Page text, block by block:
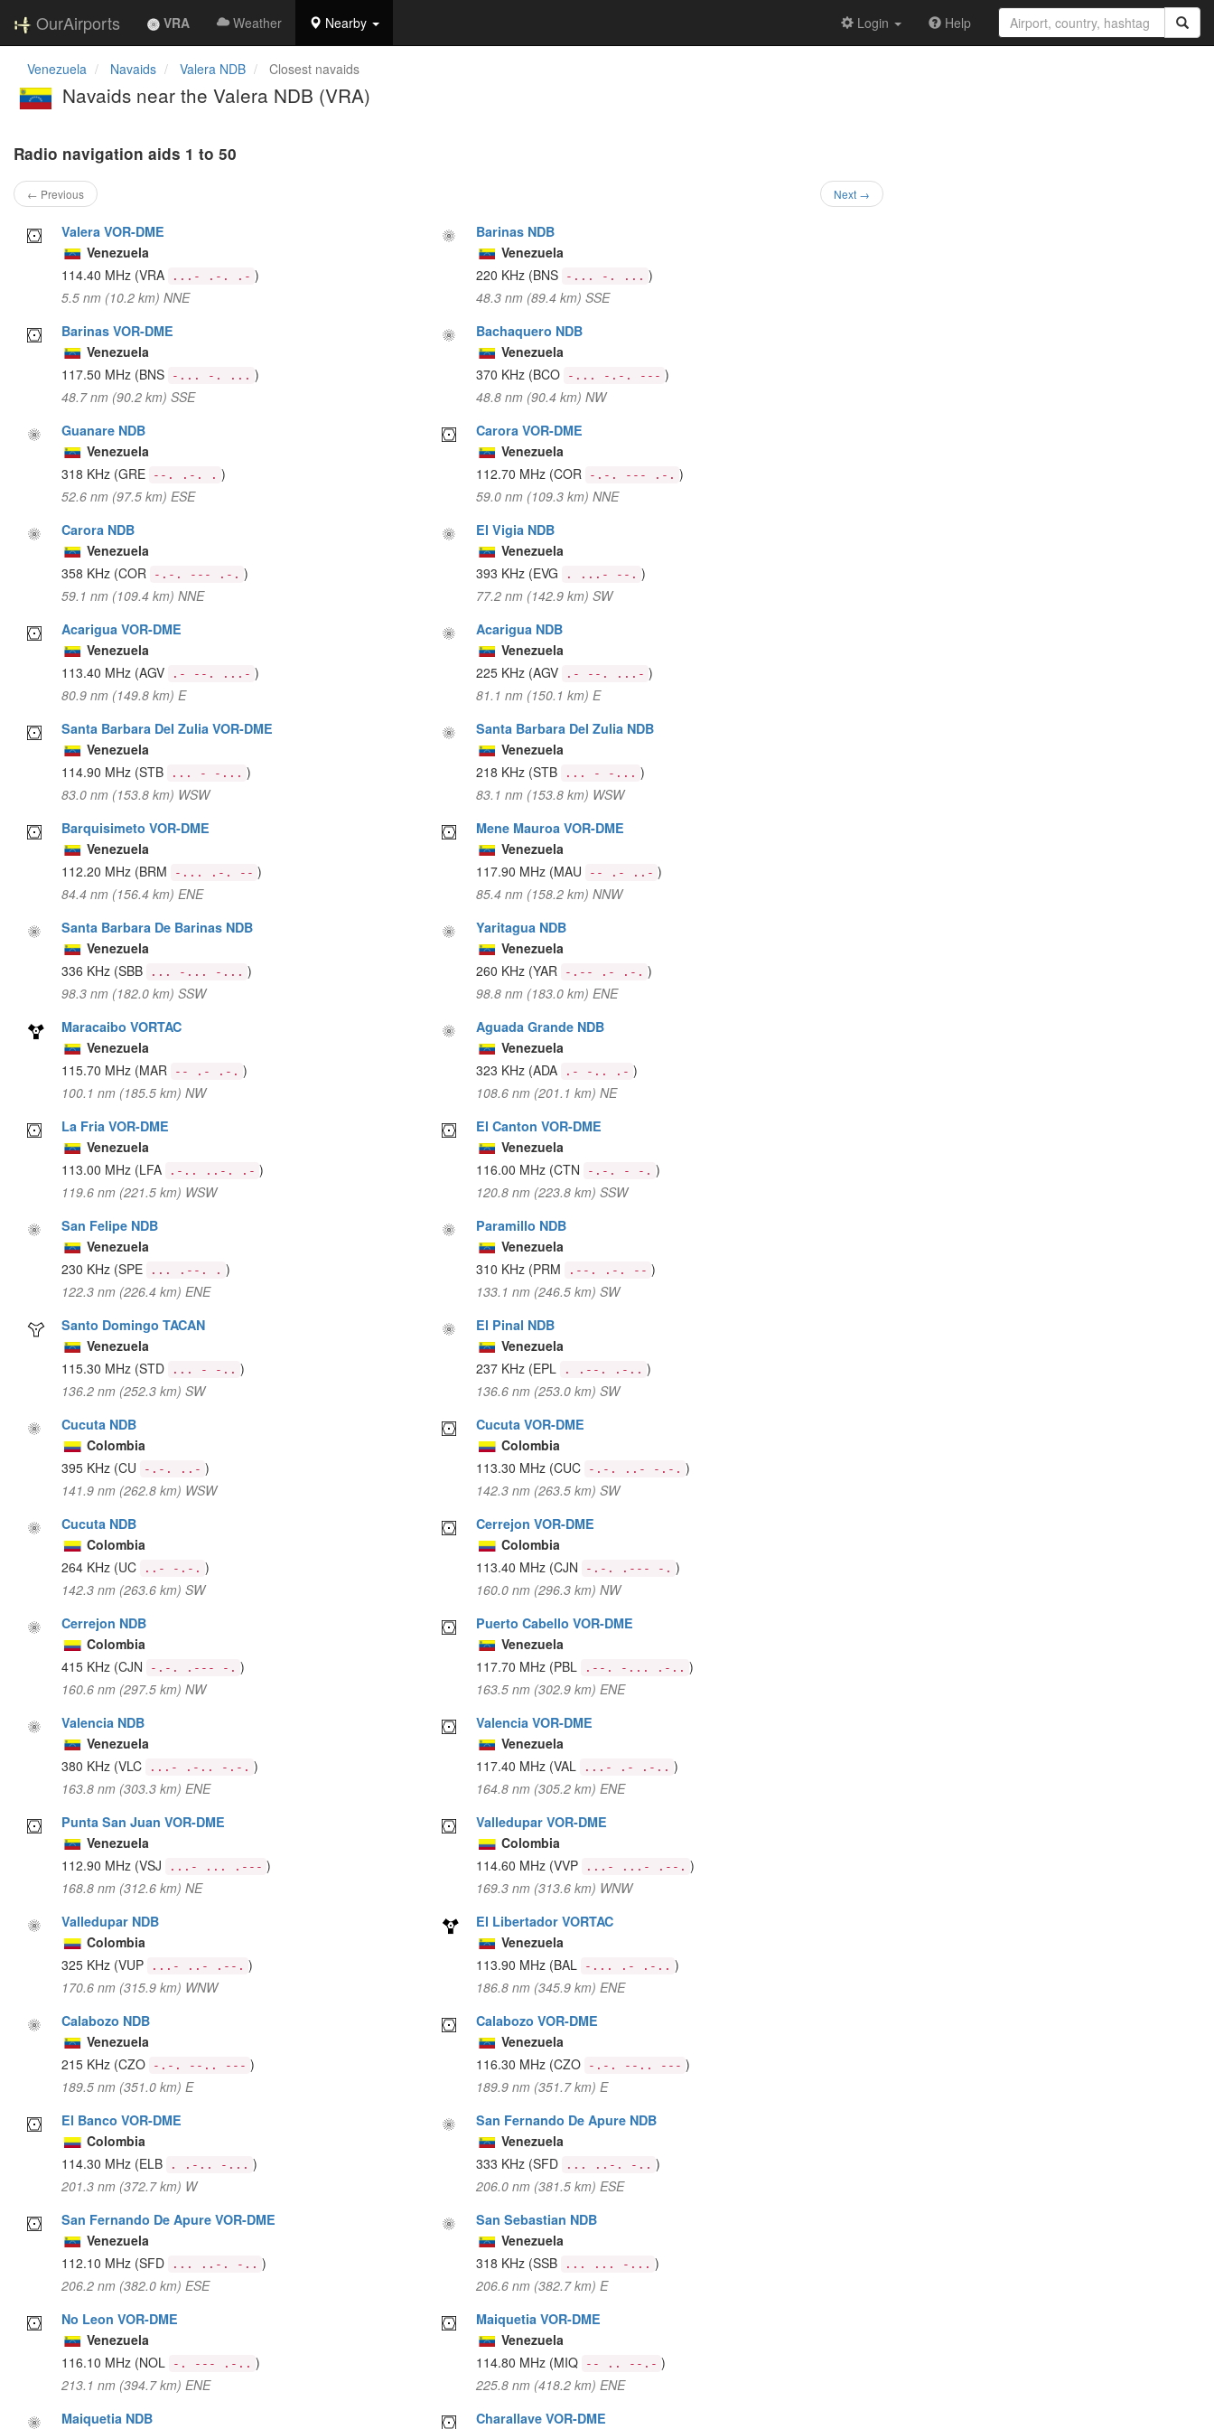
OurAirports VRA Weather Nearby Login Help
Venezuela Navaids Valera NDB Closest navaids
Navaids near the Valera NDB (VRA)
Radio navigation aids 1 to 50
← Previous Next →
Valera VOR-DME
Venezuela
114.40 MHz (VRA ...- .-. .- )
5.5 nm (10.2 km) NNE
Barinas NDB
Venezuela
220 KHz (BNS -... -. ... )
48.3 nm (89.4 km) SSE
Barinas VOR-DME
Venezuela
117.50 MHz (BNS -... -. ... )
48.7 nm (90.2 km) SSE
Bachaquero NDB
Venezuela
370 KHz (BCO -... -.-. --- )
48.8 nm (90.4 km) NW
Guanare NDB
Venezuela
318 KHz (GRE --. .-. . )
52.6 nm (97.5 km) ESE
Carora VOR-DME
Venezuela
112.70 MHz (COR -.-. --- .-. )
59.0 nm (109.3 km) NNE
Carora NDB
Venezuela
358 KHz (COR -.-. --- .-. )
59.1 nm (109.4 km) NNE
El Vigia NDB
Venezuela
393 KHz (EVG . ...- --. )
77.2 nm (142.9 km) SW
Acarigua VOR-DME
Venezuela
113.40 MHz (AGV .- --. ...- )
80.9 nm (149.8 km) E
Acarigua NDB
Venezuela
225 KHz (AGV .- --. ...- )
81.1 nm (150.1 km) E
Santa Barbara Del Zulia VOR-DME
Venezuela
114.90 MHz (STB ... - -... )
83.0 nm (153.8 km) WSW
Santa Barbara Del Zulia NDB
Venezuela
218 KHz (STB ... - -... )
83.1 nm (153.8 km) WSW
Barquisimeto VOR-DME
Venezuela
112.20 MHz (BRM -... .-. -- )
84.4 nm (156.4 km) ENE
Mene Mauroa VOR-DME
Venezuela
117.90 MHz (MAU -- .- ..- )
85.4 nm (158.2 km) NNW
Santa Barbara De Barinas NDB
Venezuela
336 KHz (SBB ... -... -... )
98.3 nm (182.0 km) SSW
Yaritagua NDB
Venezuela
260 KHz (YAR -.-- .- .-. )
98.8 nm (183.0 km) ENE
Maracaibo VORTAC
Venezuela
115.70 MHz (MAR -- .- .-. )
100.1 nm (185.5 km) NW
Aguada Grande NDB
Venezuela
323 KHz (ADA .- -.. .- )
108.6 nm (201.1 km) NE
La Fria VOR-DME
Venezuela
113.00 MHz (LFA .-.. ..-. .- )
119.6 nm (221.5 km) WSW
El Canton VOR-DME
Venezuela
116.00 MHz (CTN -.-. - -. )
120.8 nm (223.8 km) SSW
San Felipe NDB
Venezuela
230 KHz (SPE ... .--. . )
122.3 nm (226.4 km) ENE
Paramillo NDB
Venezuela
310 KHz (PRM .--. .-. -- )
133.1 nm (246.5 km) SW
Santo Domingo TACAN
Venezuela
115.30 MHz (STD ... - -.. )
136.2 nm (252.3 km) SW
El Pinal NDB
Venezuela
237 KHz (EPL . .--. .-.. )
136.6 nm (253.0 km) SW
Cucuta NDB
Colombia
395 KHz (CU -.-. ..- )
141.9 nm (262.8 km) WSW
Cucuta VOR-DME
Colombia
113.30 MHz (CUC -.-. ..- -.-. )
142.3 nm (263.5 km) SW
Cucuta NDB
Colombia
264 KHz (UC ..- -.-. )
142.3 nm (263.6 km) SW
Cerrejon VOR-DME
Colombia
113.40 MHz (CJN -.-. .--- -. )
160.0 nm (296.3 km) NW
Cerrejon NDB
Colombia
415 KHz (CJN -.-. .--- -. )
160.6 nm (297.5 km) NW
Puerto Cabello VOR-DME
Venezuela
117.70 MHz (PBL .--. -... .-.. )
163.5 nm (302.9 km) ENE
Valencia NDB
Venezuela
380 KHz (VLC ...- .-.. -.-. )
163.8 nm (303.3 km) ENE
Valencia VOR-DME
Venezuela
117.40 MHz (VAL ...- .- .-.. )
164.8 nm (305.2 km) ENE
Punta San Juan VOR-DME
Venezuela
112.90 MHz (VSJ ...- ... .--- )
168.8 nm (312.6 km) NE
Valledupar VOR-DME
Colombia
114.60 MHz (VVP ...- ...- .--. )
169.3 nm (313.6 km) WNW
Valledupar NDB
Colombia
325 KHz (VUP ...- ..- .--. )
170.6 nm (315.9 km) WNW
El Libertador VORTAC
Venezuela
113.90 MHz (BAL -... .- .-.. )
186.8 nm (345.9 km) ENE
Calabozo NDB
Venezuela
215 KHz (CZO -.-. --.. --- )
189.5 nm (351.0 km) E
Calabozo VOR-DME
Venezuela
116.30 MHz (CZO -.-. --.. --- )
189.9 nm (351.7 km) E
El Banco VOR-DME
Colombia
114.30 MHz (ELB . .-.. -... )
201.3 nm (372.7 km) W
San Fernando De Apure NDB
Venezuela
333 KHz (SFD ... ..-. -.. )
206.0 nm (381.5 km) ESE
San Fernando De Apure VOR-DME
Venezuela
112.10 MHz (SFD ... ..-. -.. )
206.2 nm (382.0 km) ESE
San Sebastian NDB
Venezuela
318 KHz (SSB ... ... -... )
206.6 nm (382.7 km) E
No Leon VOR-DME
Venezuela
116.10 MHz (NOL -. --- .-.. )
213.1 nm (394.7 km) ENE
Maiquetia VOR-DME
Venezuela
114.80 MHz (MIQ -- .. --.- )
225.8 nm (418.2 km) ENE
Maiquetia NDB
Charallave VOR-DME